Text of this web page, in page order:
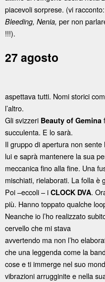
piacevoli sorprese. (vi racconto:
Bleeding, Nenia, per non
!!!).
27 agosto
aspettava tutti. Nomi storici
l’altro.
Gli svizzeri Beauty of Gemina
succulenta. E lo sarà.
Il gruppo di apertura non
lui e saprà mantenere la sua
meccanica fino alla fine. Una
mischiati, rielaborati. La folla è
Poi –eccoli – i CLOCK DVA.
più. Hanno toppato qualche
Neanche io l’ho realizzato
cervello che mi stava
avvertendo ma non l’ho
che una leggenda come la
cose e ti immerge nel suo
vibrazioni arrugginite e nella